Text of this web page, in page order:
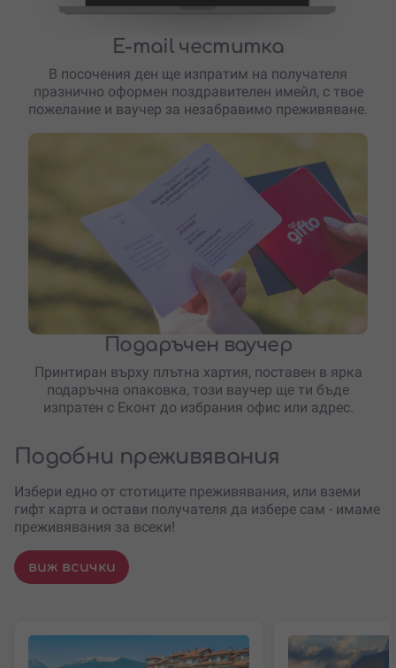
E-mail честитка
В посочения ден ще изпратим на получателя
празнично оформен поздравителен имейл, с твое
пожелание и ваучер за незабравимо преживяване.
Подаръчен ваучер
Принтиран върху плътна хартия, поставен в ярка
подаръчна опаковка, този ваучер ще ти бъде
изпратен с Еконт до избрания офис или адрес.
Подобни преживявания
Избери едно от стотиците преживявания, или вземи
гифт карта и остави получателя да избере сам - имаме
преживявания за всеки!
виж всички